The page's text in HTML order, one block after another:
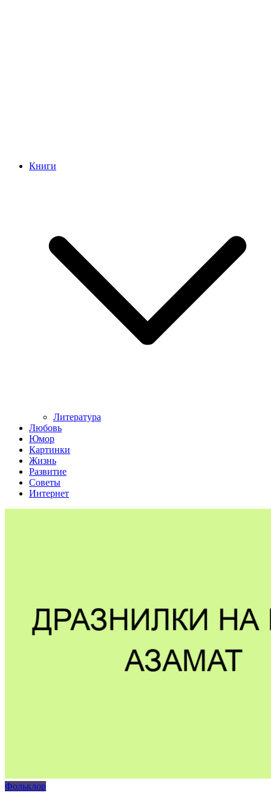
Книги
Литература
Любовь
Юмор
Картинки
Жизнь
Развитие
Советы
Интернет
Фольклор